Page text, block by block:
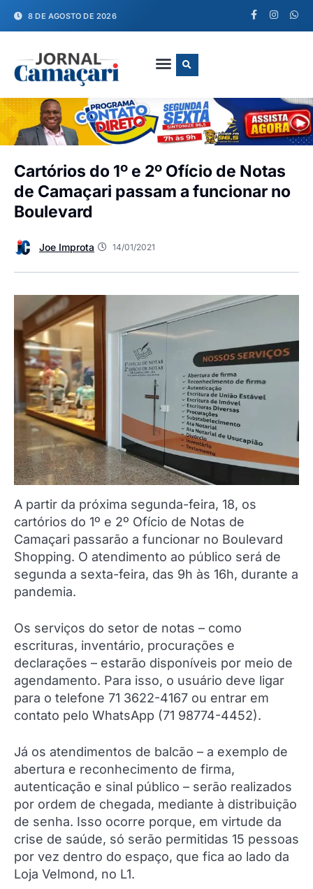
8 DE AGOSTO DE 2026
Cartórios do 1º e 2º Ofício de Notas
de Camaçari passam a funcionar no
Boulevard
Joe Improta 14/01/2021
A partir da próxima segunda-feira, 18, os
cartórios do 1º e 2º Ofício de Notas de
Camaçari passarão a funcionar no Boulevard
Shopping. O atendimento ao público será de
segunda a sexta-feira, das 9h às 16h, durante a
pandemia.
Os serviços do setor de notas – como
escrituras, inventário, procurações e
declarações – estarão disponíveis por meio de
agendamento. Para isso, o usuário deve ligar
para o telefone 71 3622-4167 ou entrar em
contato pelo WhatsApp (71 98774-4452).
Já os atendimentos de balcão – a exemplo de
abertura e reconhecimento de firma,
autenticação e sinal público – serão realizados
por ordem de chegada, mediante à distribuição
de senha. Isso ocorre porque, em virtude da
crise de saúde, só serão permitidas 15 pessoas
por vez dentro do espaço, que fica ao lado da
Loja Velmond, no L1.